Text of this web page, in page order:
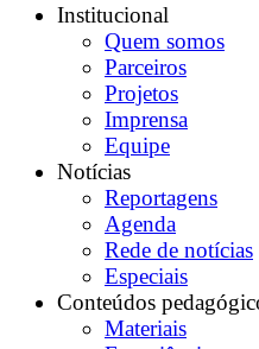
Institucional
Quem somos
Parceiros
Projetos
Imprensa
Equipe
Notícias
Reportagens
Agenda
Rede de notícias
Especiais
Conteúdos
Materiais